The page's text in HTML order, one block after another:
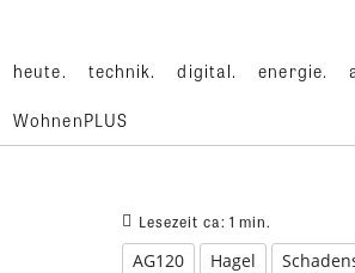
heute. technik. digital. energie.
WohnenPLUS
Lesezeit ca: 1 min.
AG120 Hagel